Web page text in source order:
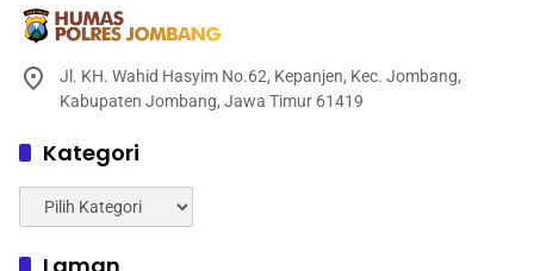
Jl. KH. Wahid Hasyim No.62, Kepanjen, Kec. Jombang,
Kabupaten Jombang, Jawa Timur 61419
Kategori
Kategori